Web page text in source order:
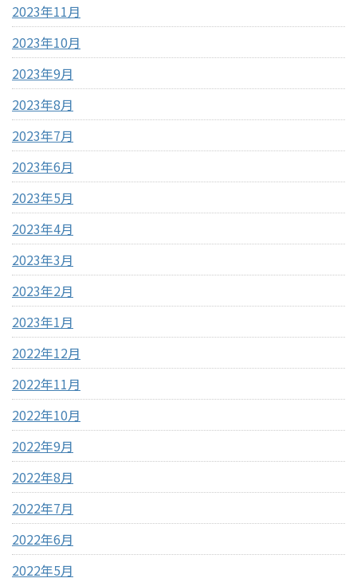
2023年11月
2023年10月
2023年9月
2023年8月
2023年7月
2023年6月
2023年5月
2023年4月
2023年3月
2023年2月
2023年1月
2022年12月
2022年11月
2022年10月
2022年9月
2022年8月
2022年7月
2022年6月
2022年5月